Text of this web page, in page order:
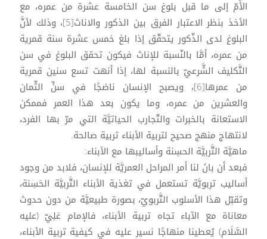
الأُمّ إلى ما قبل بلوغ سن الخامسة عشرة من عمره، مع
الأخذ بنظر الاعتبار الفرق بين الذكور والاناث[5]، وذلك لأنَّ
البلوغ لدى الذّكور يتحقّق إذا بلغ خمس عشرة سنة قمرية
من عمره، أمَّا بالنّسبة للإناث فيكون تحقق البلوغ في سن
التَّكليف الشَّرعيّ بالنسبة لها، إذا أنهت تسع سنين قمرية
من عمرها[6]، ويصبح الإنسان ناضجًا في سنِّ الثّمان
والعشرين من عمره، وما يكون بعد هذا العمر فممكن
الاستعانة بالخبرات والتّجارب الحياتيَّة التي مرّ بها الفرد،
لانتهاج منهج صحيح لتربية الأبناء تربية صالحة.
ماهيَّة التَّربيَّة الحسِنة وأساليبها مع الأبناء:
فبعد أن بانَ لنا أمر المراحل العمريَّة للإنسان، فلابد من وجود
أساليب تربويَّة تستعمل في تغذية الأبناء التَّربيَّة الحَسِنة،
وتقبّل هذا الأسلوب التَّربويّ، بصورة طبيعيَّة من دون حدوث
معاناة مع الآباء تجاه تربية الأبناء، فالإمام عَلِيّ (عليه
السَّلَام) يُعطينا منهاجًا نسير عليه في كيفية تربية الأبناء،